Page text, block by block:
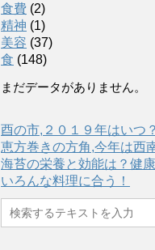
食費 (2)
精神 (1)
美容 (37)
食 (148)
まだデータがありません。
酉の市,２０１９年はいつ
恵方巻きの方角,今年は西
海苔の栄養と効能は？健
いろんな料理に合う！